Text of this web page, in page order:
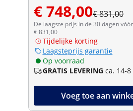
€ 748,00€ 831,00
De laagste prijs in de 30 dagen
€ 831,00
Tijdelijke korting
Laagsteprijs garantie
Op voorraad
GRATIS LEVERING ca. 14-8
Voeg toe aan